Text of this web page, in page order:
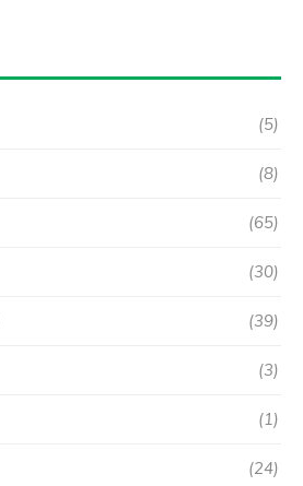
(5)
(8)
(65)
(30)
(39)
(3)
(1)
(24)